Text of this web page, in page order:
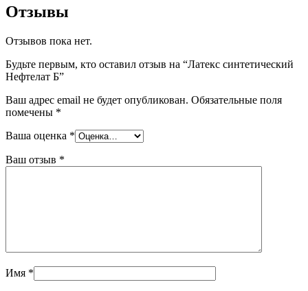
Отзывы
Отзывов пока нет.
Будьте первым, кто оставил отзыв на “Латекс синтетический
Нефтелат Б”
Ваш адрес email не будет опубликован. Обязательные поля
помечены *
Ваша оценка *
Ваш отзыв *
Имя *